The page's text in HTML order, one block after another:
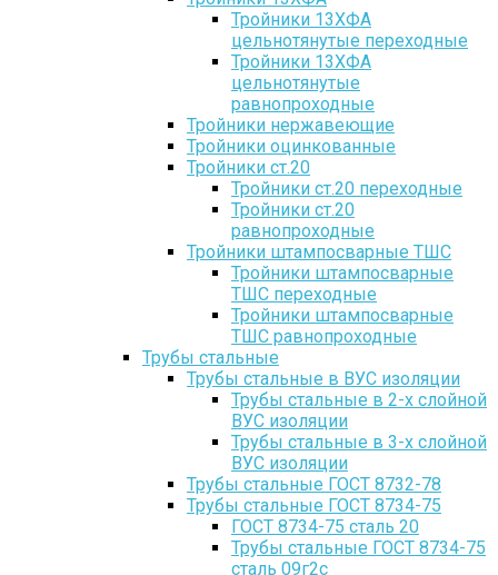
Тройники 13ХФА
цельнотянутые переходные
Тройники 13ХФА
цельнотянутые
равнопроходные
Тройники нержавеющие
Тройники оцинкованные
Тройники ст.20
Тройники ст.20 переходные
Тройники ст.20
равнопроходные
Тройники штампосварные ТШС
Тройники штампосварные
ТШС переходные
Тройники штампосварные
ТШС равнопроходные
Трубы стальные
Трубы стальные в ВУС изоляции
Трубы стальные в 2-х слойной
ВУС изоляции
Трубы стальные в 3-х слойной
ВУС изоляции
Трубы стальные ГОСТ 8732-78
Трубы стальные ГОСТ 8734-75
ГОСТ 8734-75 сталь 20
Трубы стальные ГОСТ 8734-75
сталь 09г2с